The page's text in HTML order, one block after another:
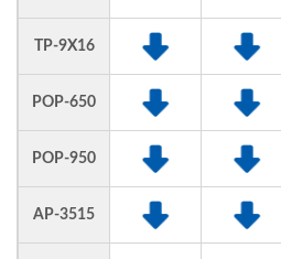
TP-9X16
POP-650
POP-950
AP-3515